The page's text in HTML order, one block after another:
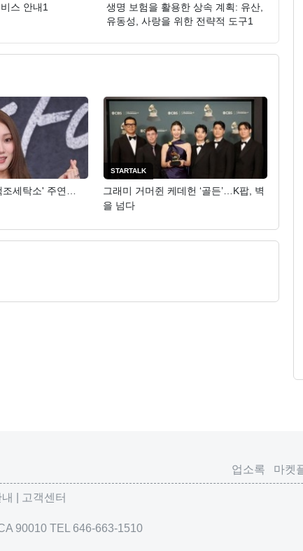
스 안내1
생명 보험을 활용한 상속 계획: 유산,
유동성, 사랑을 위한 전략적 도구1
세탁소' 주연…
STARTALK
그래미 거머쥔 케데헌 ‘골든’…K팝, 벽
을 넘다
업소록 마켓
고객센터
90010 TEL 646-663-1510